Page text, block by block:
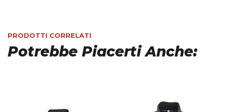
PRODOTTI CORRELATI
Potrebbe Piacerti Anche: